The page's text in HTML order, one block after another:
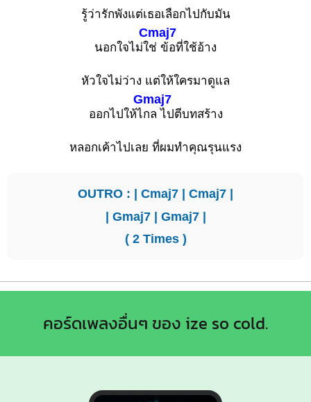
รู้ว่ารักพังแต่เธอเลือกไปกับมัน
นอกใจไม่ใ
Cmaj7
ช่ ข้อที่ใช้อ้าง
หัวใจไม่ว่าง แต่ให้ใครมาดูแล
ออกไปให้ไ
Gmaj7
กล ไปตีบทสร้าง
หลอกเค้าไปเลย ที่ผมทำคุณรุนแรง
OUTRO : | Cmaj7 | Cmaj7 |
| Gmaj7| Gmaj7|
( 2 Times )
คอร์ดเพลงอื่นๆ ของ ize so cold.